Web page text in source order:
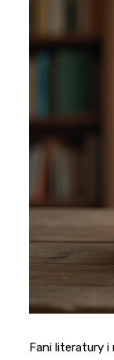
Fani literatury i